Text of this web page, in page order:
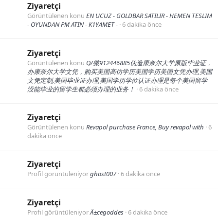
Ziyaretçi
Görüntülenen konu EN UCUZ - GOLDBAR SATILIR - HEMEN TESLIM
- OYUNDAN PM ATIN - K1YAMET - 6 dakika önce
Ziyaretçi
Görüntülenen konu Q/微912446885伪造康奈尔大学原版毕业证，
办康奈尔大学文凭，购买美国高仿学历美国学历美国文凭办理,美国
文凭定制,美国毕业证办理,美国学历学位认证办理是每个美国留学
没能毕业的留学生都必须办理的业务！
6 dakika önce
Ziyaretçi
Görüntülenen konu Revapol purchase France, Buy revapol with 6
dakika önce
Ziyaretçi
Profil görüntüleniyorghost007 6 dakika önce
Ziyaretçi
Profil görüntüleniyorÄ±cegoddes 6 dakika önce